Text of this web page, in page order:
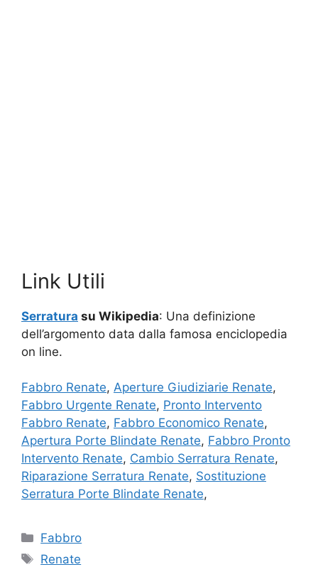
Link Utili
Serratura su Wikipedia: Una definizione
dell’argomento data dalla famosa enciclopedia
on line.
Fabbro Renate, Aperture Giudiziarie Renate,
Fabbro Urgente Renate, Pronto Intervento
Fabbro Renate, Fabbro Economico Renate,
Apertura Porte Blindate Renate, Fabbro Pronto
Intervento Renate, Cambio Serratura Renate,
Riparazione Serratura Renate, Sostituzione
Serratura Porte Blindate Renate,
Categorie
Fabbro
Tag
Renate